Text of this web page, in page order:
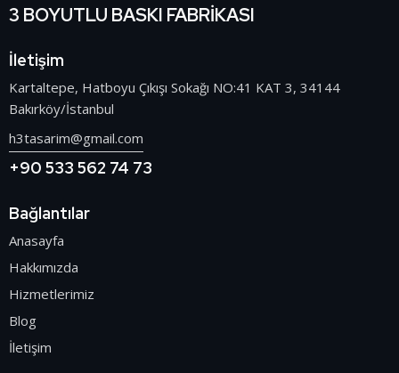
3 BOYUTLU BASKI FABRİKASI
İletişim
Kartaltepe, Hatboyu Çıkışı Sokağı NO:41 KAT 3, 34144
Bakırköy/İstanbul
h3tasarim@gmail.com
+90 533 562 74 73
Bağlantılar
Anasayfa
Hakkımızda
Hizmetlerimiz
Blog
İletişim